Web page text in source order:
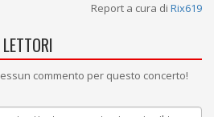
Report a cura di Rix619
commento per questo concerto!